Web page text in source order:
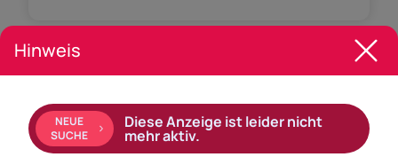
Empfohlene Services unserer Partner
Objekt Beschreibung
Hinweis
NEUE
SUCHE
Diese Anzeige ist leider nicht
mehr aktiv.